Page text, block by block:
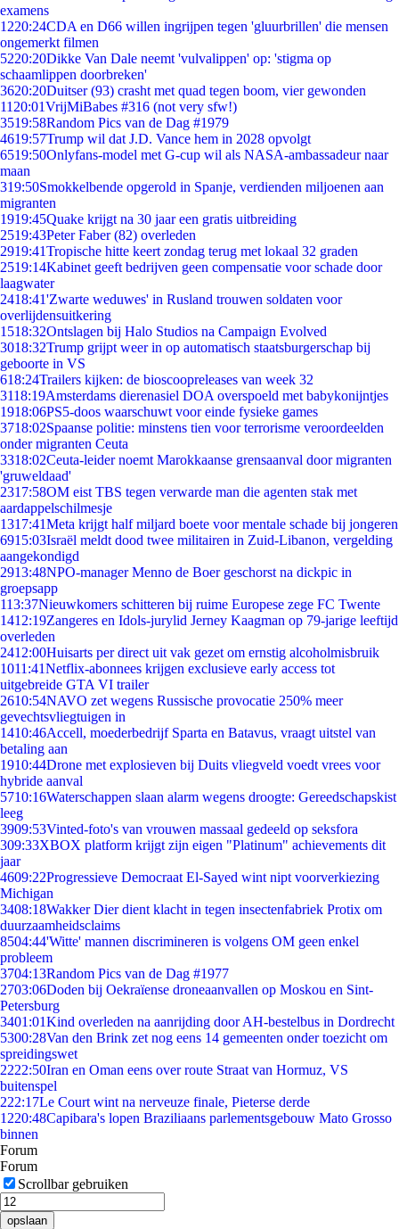
examens
1220:24CDA en D66 willen ingrijpen tegen 'gluurbrillen' die mensen
ongemerkt filmen
5220:20Dikke Van Dale neemt 'vulvalippen' op: 'stigma op
schaamlippen doorbreken'
3620:20Duitser (93) crasht met quad tegen boom, vier gewonden
11 20:01VrijMiBabes #316 (not very sfw!)
3519:58Random Pics van de Dag #1979
4619:57Trump wil dat J.D. Vance hem in 2028 opvolgt
6519:50Onlyfans-model met G-cup wil als NASA-ambassadeur naar
maan
319:50Smokkelbende opgerold in Spanje, verdienden miljoenen aan
migranten
1919:45Quake krijgt na 30 jaar een gratis uitbreiding
2519:43Peter Faber (82) overleden
2919:41Tropische hitte keert zondag terug met lokaal 32 graden
2519:14Kabinet geeft bedrijven geen compensatie voor schade door
laagwater
2418:41'Zwarte weduwes' in Rusland trouwen soldaten voor
overlijdensuitkering
1518:32Ontslagen bij Halo Studios na Campaign Evolved
3018:32Trump grijpt weer in op automatisch staatsburgerschap bij
geboorte in VS
618:24Trailers kijken: de bioscoopreleases van week 32
3118:19Amsterdams dierenasiel DOA overspoeld met babykonijntjes
1918:06PS5-doos waarschuwt voor einde fysieke games
3718:02Spaanse politie: minstens tien voor terrorisme veroordeelden
onder migranten Ceuta
3318:02Ceuta-leider noemt Marokkaanse grensaanval door migranten
'gruweldaad'
2317:58OM eist TBS tegen verwarde man die agenten stak met
aardappelschilmesje
1317:41Meta krijgt half miljard boete voor mentale schade bij jongeren
6915:03Israël meldt dood twee militairen in Zuid-Libanon, vergelding
aangekondigd
2913:48NPO-manager Menno de Boer geschorst na dickpic in
groepsapp
113:37Nieuwkomers schitteren bij ruime Europese zege FC Twente
1412:19Zangeres en Idols-jurylid Jerney Kaagman op 79-jarige leeftijd
overleden
2412:00Huisarts per direct uit vak gezet om ernstig alcoholmisbruik
1011:41Netflix-abonnees krijgen exclusieve early access tot
uitgebreide GTA VI trailer
2610:54NAVO zet wegens Russische provocatie 250% meer
gevechtsvliegtuigen in
1410:46Accell, moederbedrijf Sparta en Batavus, vraagt uitstel van
betaling aan
1910:44Drone met explosieven bij Duits vliegveld voedt vrees voor
hybride aanval
5710:16Waterschappen slaan alarm wegens droogte: Gereedschapskist
leeg
3909:53Vinted-foto's van vrouwen massaal gedeeld op seksfora
309:33XBOX platform krijgt zijn eigen "Platinum" achievements dit
jaar
4609:22Progressieve Democraat El-Sayed wint nipt voorverkiezing
Michigan
3408:18Wakker Dier dient klacht in tegen insectenfabriek Protix om
duurzaamheidsclaims
8504:44'Witte' mannen discrimineren is volgens OM geen enkel
probleem
3704:13Random Pics van de Dag #1977
2703:06Doden bij Oekraïense droneaanvallen op Moskou en Sint-
Petersburg
3401:01Kind overleden na aanrijding door AH-bestelbus in Dordrecht
5300:28Van den Brink zet nog eens 14 gemeenten onder toezicht om
spreidingswet
2222:50Iran en Oman eens over route Straat van Hormuz, VS
buitenspel
222:17Le Court wint na nerveuze finale, Pieterse derde
1220:48Capibara's lopen Braziliaans parlementsgebouw Mato Grosso
binnen
Forum
Forum
Scrollbar gebruiken
opslaan